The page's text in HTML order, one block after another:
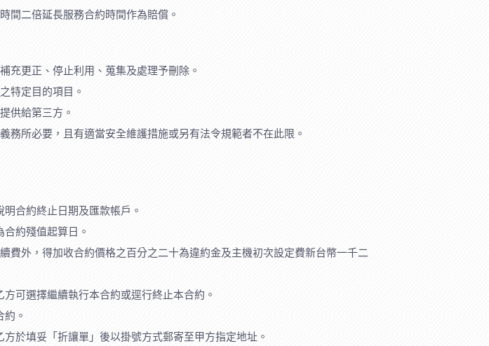
間二倍延長服務合約時間作為賠償。
充更正、停止利用、蒐集及處理予刪除。
特定目的項目。
供給第三方。
所必要，且有適當安全維護措施或另有法令規範者不在此限。
合約終止日期及匯款帳戶。
約殘值起算日。
費外，得加收合約價格之百分之二十為違約金及主機初次設定費新台幣一千二
可選擇繼續執行本合約或逕行終止本合約。
。
於填妥「折讓單」後以掛號方式郵寄至甲方指定地址。